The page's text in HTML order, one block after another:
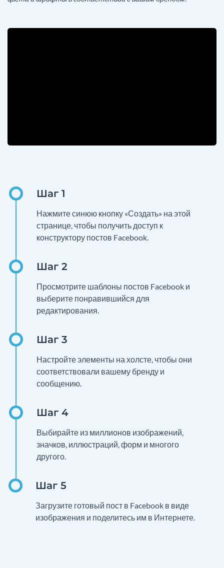
Нажмите синюю кнопку «Создать» на этой
странице, чтобы получить доступ к
конструктору постов Facebook.
Просмотрите шаблоны постов Facebook и
выберите понравившийся для
редактирования.
Настройте элементы на холсте, чтобы они
соответствовали вашему бренду и
сообщению.
Выбирайте из миллионов изображений,
значков, иллюстраций, форм и многого
другого.
Загрузите готовый пост в Facebook в виде
изображения и поделитесь им в Интернете.